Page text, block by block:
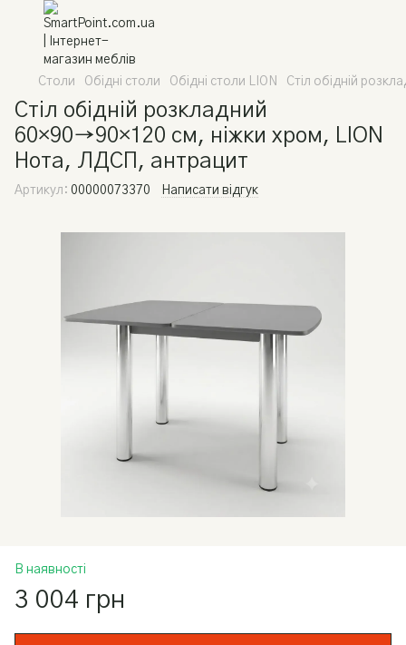
Столи Обідні столи Обідні столи LION Стіл обідній
Стіл обідній розкладний
60×90→90×120 см, ніжки хром, LION
Нота, ЛДСП, антрацит
Артикул: 00000073370 Написати відгук
В наявності
3 004 грн